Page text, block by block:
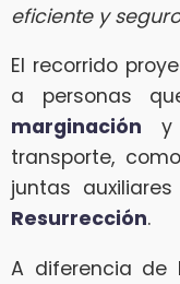
eficiente y
El recorrido
a personas
marginación y
transporte,
juntas
Resurrección.
A diferencia de